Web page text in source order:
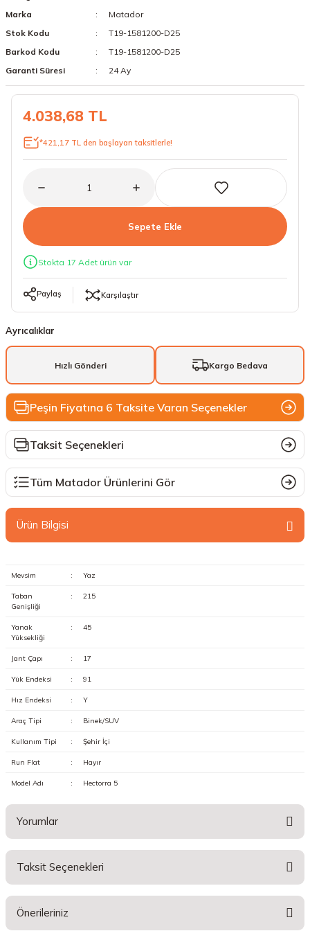
19 Lastikler
20 Lastikler
Marka
Matador
Stok Kodu
T19-1581200-D25
Barkod Kodu
T19-1581200-D25
Garanti Süresi
24 Ay
4.038,68 TL
*421,17 TL den başlayan taksitlerle!
Sepete Ekle
Stokta 17 Adet ürün var
Paylaş Karşılaştır
Ayrıcalıklar
Hızlı Gönderi Kargo Bedava
Peşin Fiyatına 6 Taksite Varan Seçenekler
Taksit Seçenekleri
Tüm Matador Ürünlerini Gör
Ürün Bilgisi
Mevsim : Yaz
Taban
Genişliği
: 215
Yanak
Yüksekliği
: 45
Jant Çapı : 17
Yük Endeksi : 91
Hız Endeksi : Y
Araç Tipi : Binek/SUV
Kullanım Tipi : Şehir İçi
Run Flat : Hayır
Model Adı : Hectorra 5
Yorumlar
Taksit Seçenekleri
Önerileriniz